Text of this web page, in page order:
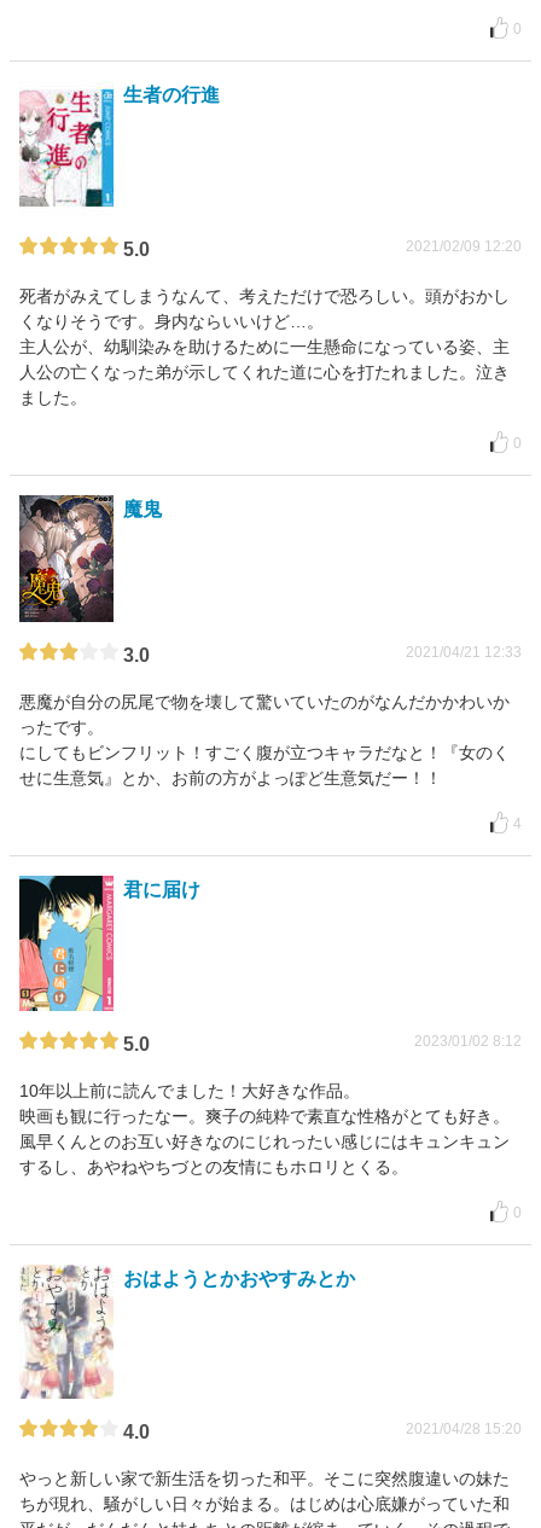
0
生者の行進
5.0 2021/02/09 12:20
死者がみえてしまうなんて、考えただけで恐ろしい。頭がおかし
くなりそうです。身内ならいいけど…。
主人公が、幼馴染みを助けるために一生懸命になっている姿、主
人公の亡くなった弟が示してくれた道に心を打たれました。泣き
ました。
0
魔鬼
3.0 2021/04/21 12:33
悪魔が自分の尻尾で物を壊して驚いていたのがなんだかかわいか
ったです。
にしてもビンフリット！すごく腹が立つキャラだなと！『女のく
せに生意気』とか、お前の方がよっぽど生意気だー！！
4
君に届け
5.0 2023/01/02 8:12
10年以上前に読んでました！大好きな作品。
映画も観に行ったなー。爽子の純粋で素直な性格がとても好き。
風早くんとのお互い好きなのにじれったい感じにはキュンキュン
するし、あやねやちづとの友情にもホロリとくる。
0
おはようとかおやすみとか
4.0 2021/04/28 15:20
やっと新しい家で新生活を切った和平。そこに突然腹違いの妹た
ちが現れ、騒がしい日々が始まる。はじめは心底嫌がっていた和